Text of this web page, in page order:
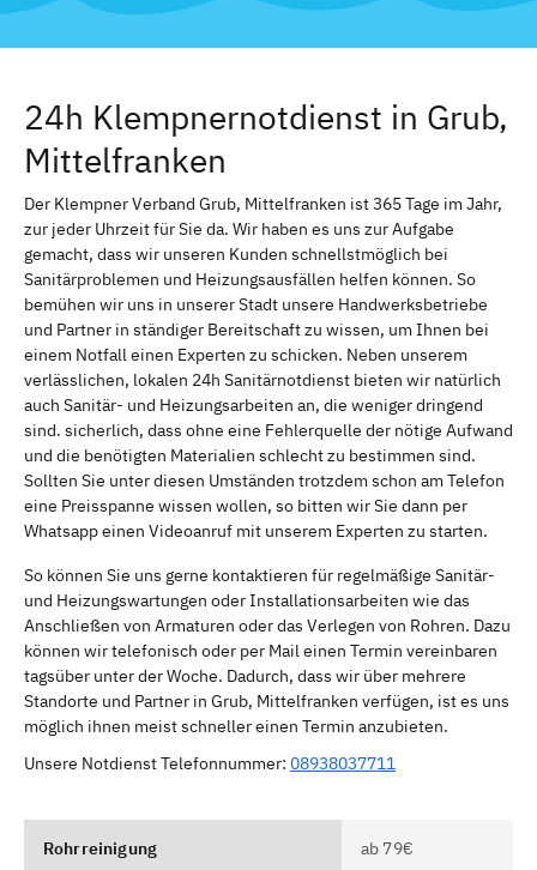
24h Klempnernotdienst in Grub,
Mittelfranken
Der Klempner Verband Grub, Mittelfranken ist 365 Tage im Jahr,
zur jeder Uhrzeit für Sie da. Wir haben es uns zur Aufgabe
gemacht, dass wir unseren Kunden schnellstmöglich bei
Sanitärproblemen und Heizungsausfällen helfen können. So
bemühen wir uns in unserer Stadt unsere Handwerksbetriebe
und Partner in ständiger Bereitschaft zu wissen, um Ihnen bei
einem Notfall einen Experten zu schicken. Neben unserem
verlässlichen, lokalen 24h Sanitärnotdienst bieten wir natürlich
auch Sanitär- und Heizungsarbeiten an, die weniger dringend
sind. sicherlich, dass ohne eine Fehlerquelle der nötige Aufwand
und die benötigten Materialien schlecht zu bestimmen sind.
Sollten Sie unter diesen Umständen trotzdem schon am Telefon
eine Preisspanne wissen wollen, so bitten wir Sie dann per
Whatsapp einen Videoanruf mit unserem Experten zu starten.
So können Sie uns gerne kontaktieren für regelmäßige Sanitär-
und Heizungswartungen oder Installationsarbeiten wie das
Anschließen von Armaturen oder das Verlegen von Rohren. Dazu
können wir telefonisch oder per Mail einen Termin vereinbaren
tagsüber unter der Woche. Dadurch, dass wir über mehrere
Standorte und Partner in Grub, Mittelfranken verfügen, ist es uns
möglich ihnen meist schneller einen Termin anzubieten.
Unsere Notdienst Telefonnummer: 08938037711
Rohrreinigung ab 79€